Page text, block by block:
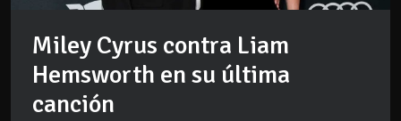
Miley Cyrus contra Liam
Hemsworth en su última
canción